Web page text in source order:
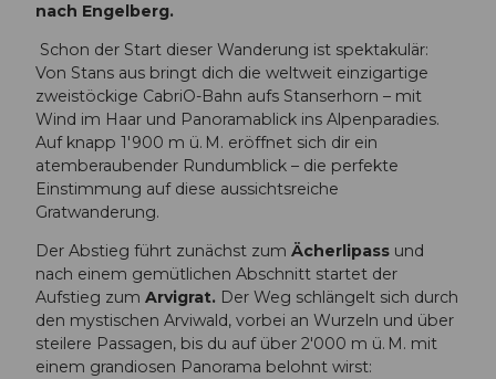
nach Engelberg.
Schon der Start dieser Wanderung ist spektakulär:
Von Stans aus bringt dich die weltweit einzigartige
zweistöckige CabriO-Bahn aufs Stanserhorn – mit
Wind im Haar und Panoramablick ins Alpenparadies.
Auf knapp 1'900 m ü. M. eröffnet sich dir ein
atemberaubender Rundumblick – die perfekte
Einstimmung auf diese aussichtsreiche
Gratwanderung.
Der Abstieg führt zunächst zum Ächerlipass und
nach einem gemütlichen Abschnitt startet der
Aufstieg zum Arvigrat. Der Weg schlängelt sich durch
den mystischen Arviwald, vorbei an Wurzeln und über
steilere Passagen, bis du auf über 2'000 m ü. M. mit
einem grandiosen Panorama belohnt wirst: